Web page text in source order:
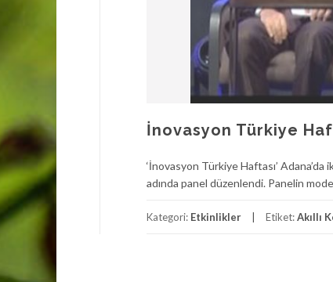
İnovasyon Türkiye
‘İnovasyon Türkiye Haftası’ Adana’da
adında panel düzenlendi. Panelin
Kategori: Etkinlikler Etiket:Akıllı